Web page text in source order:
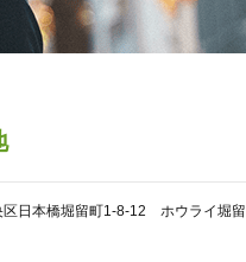
区日本橋堀留町1-8-12 ホウライ堀留